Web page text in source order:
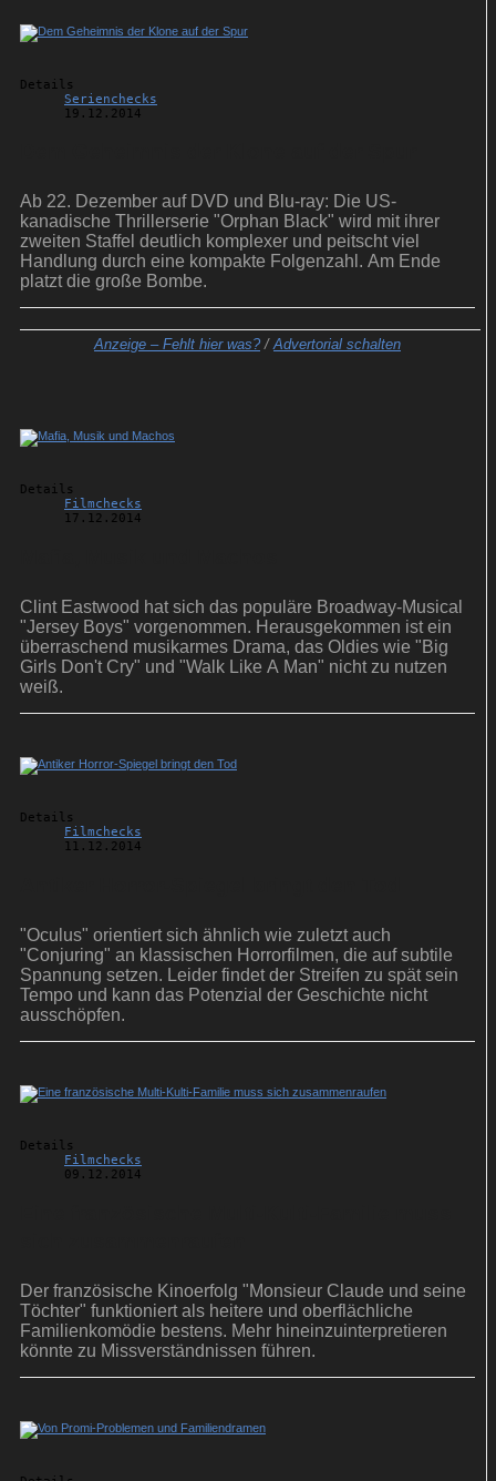
Details
Serienchecks
19.12.2014
Ab 22. Dezember auf DVD und Blu-ray: Die US-
kanadische Thrillerserie "Orphan Black" wird mit ihrer
zweiten Staffel deutlich komplexer und peitscht viel
Handlung durch eine kompakte Folgenzahl. Am Ende
platzt die große Bombe.
Anzeige – Fehlt hier was? /Advertorial schalten
Details
Filmchecks
17.12.2014
Clint Eastwood hat sich das populäre Broadway-Musical
"Jersey Boys" vorgenommen. Herausgekommen ist ein
überraschend musikarmes Drama, das Oldies wie "Big
Girls Don't Cry" und "Walk Like A Man" nicht zu nutzen
weiß.
Details
Filmchecks
11.12.2014
"Oculus" orientiert sich ähnlich wie zuletzt auch
"Conjuring" an klassischen Horrorfilmen, die auf subtile
Spannung setzen. Leider findet der Streifen zu spät sein
Tempo und kann das Potenzial der Geschichte nicht
ausschöpfen.
Details
Filmchecks
09.12.2014
Der französische Kinoerfolg "Monsieur Claude und seine
Töchter" funktioniert als heitere und oberflächliche
Familienkomödie bestens. Mehr hineinzuinterpretieren
könnte zu Missverständnissen führen.